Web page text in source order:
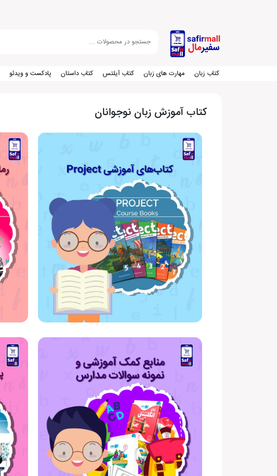
کتاب زبان مهارت های زبان کتاب آیلتس کتاب داستان پادکست و ویدئو
کتاب آموزش زبان نوجوانان